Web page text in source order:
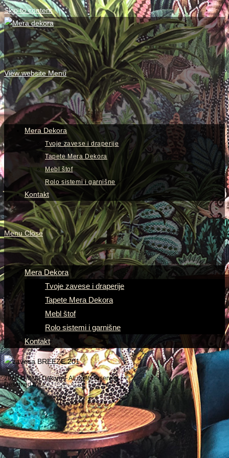
Skip to content
View website Menu
Mera Dekora
Tvoje zavese i draperije
Tapete Mera Dekora
Mebl štof
Rolo sistemi i garnišne
Kontakt
Menu Close
Mera Dekora
Tvoje zavese i draperije
Tapete Mera Dekora
Mebl štof
Rolo sistemi i garnišne
Kontakt
2020 © Mera Dekora – All rights reserved
Designed byContent Studio